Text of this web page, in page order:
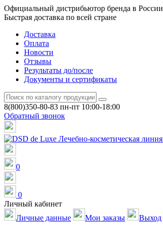
Официальный дистрибьютор бренда в России
Быстрая доставка по всей стране
Доставка
Оплата
Новости
Отзывы
Результаты до/после
Документы и сертификаты
8(800)350-80-83 пн-пт 10:00-18:00
Обратный звонок
0
0
Личный кабинет
Личные данные
Мои заказы
Выход